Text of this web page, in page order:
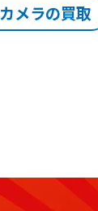
メラの買取